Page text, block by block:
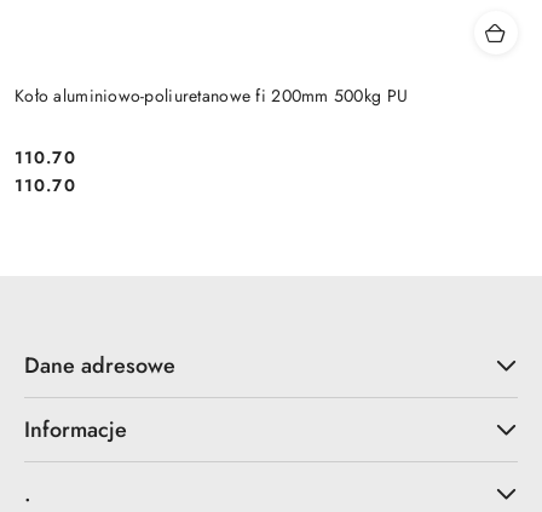
Koło aluminiowo-poliuretanowe fi 200mm 500kg PU
Cena:
110.70
Cena:
110.70
Dane adresowe
Informacje
.